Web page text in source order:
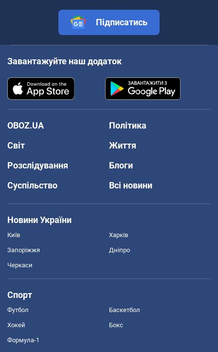
Підписатись
Завантажуйте наш додаток
OBOZ.UA
Політика
Світ
Життя
Розслідування
Блоги
Суспільство
Всі новини
Новини України
Київ Харків
Запоріжжя Дніпро
Черкаси
Спорт
Футбол Баскетбол
Хокей Бокс
Формула-1